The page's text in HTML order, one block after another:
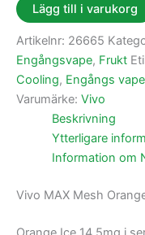
Lägg till i varukorg
Artikelnr: 26665
Engångsvape, Frukt
Cooling, Engångs vape
Varumärke: Vivo
Beskrivning
Ytterligare
Information om
Vivo MAX Mesh